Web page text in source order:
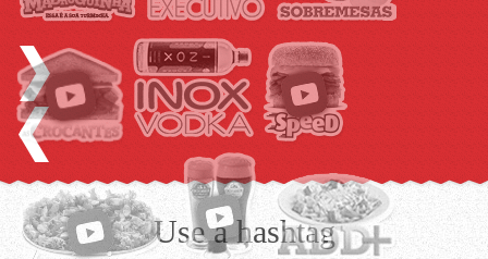
Use a hashtag